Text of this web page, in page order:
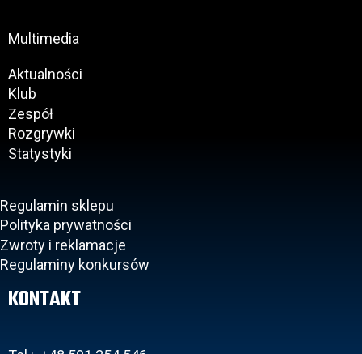
Multimedia
Aktualności
Klub
Zespół
Rozgrywki
Statystyki
Regulamin sklepu
Polityka prywatności
Zwroty i reklamacje
Regulaminy konkursów
KONTAKT